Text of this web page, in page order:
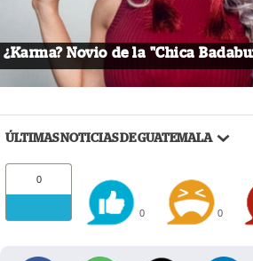
¿Karma? Novio de la "Chica
ÚLTIMAS NOTICIAS DE GUATEMALA
0
0 0